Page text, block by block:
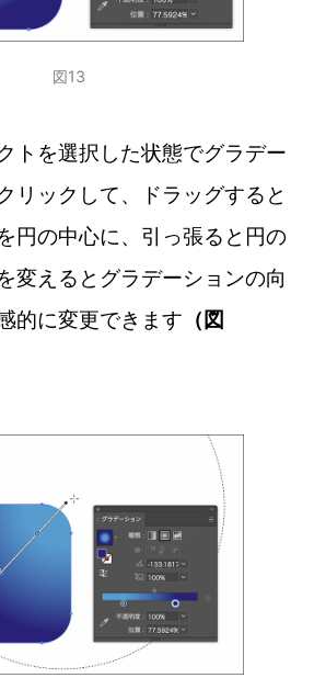
図13
トを選択した状態でグラデー
リックして、ドラッグすると
円の中心に、引っ張ると円の
変えるとグラデーションの向
的に変更できます （図